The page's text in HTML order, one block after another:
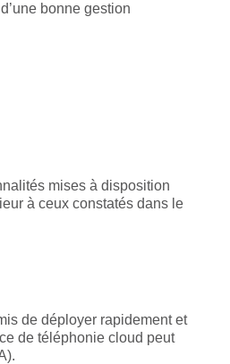
bonne gestion
mises à disposition
à ceux constatés dans le
de déployer rapidement et
de téléphonie cloud peut